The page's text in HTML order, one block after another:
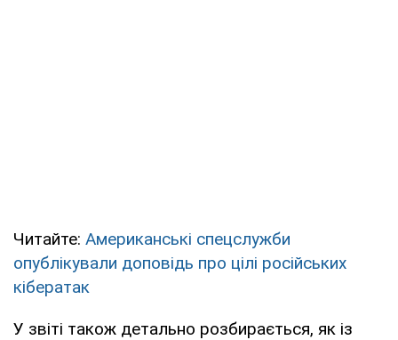
Читайте: Американські спецслужби
опублікували доповідь про цілі російських
кібератак
У звіті також детально розбирається, як із